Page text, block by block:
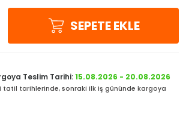
SEPETE EKLE
Teslim Tarihi:15.08.2026 - 20.08.2026
tatil tarihlerinde, sonraki ilk iş gününde kargoya